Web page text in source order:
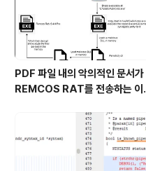
PDF 파일 내의 악의적인 문서가
REMCOS RAT를 전송하는 이